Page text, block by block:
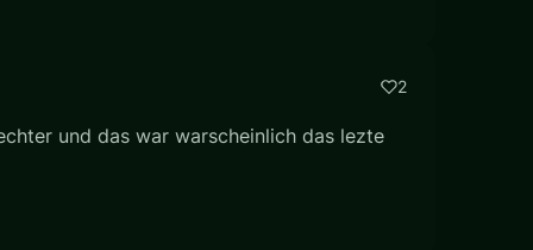
2
und das war warscheinlich das lezte